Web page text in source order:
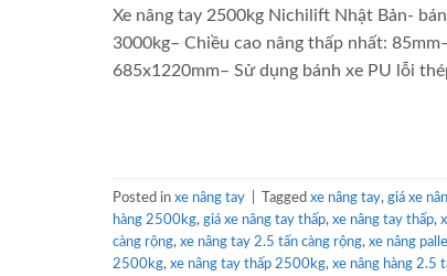
Xe nâng tay 2500kg Nichilift Nhật Bản-
3000kg– Chiều cao nâng thấp nhất:
685x1220mm– Sử dụng bánh xe PU lỗi
Posted in xe nâng tay Tagged xe nâng tay, giá xe
hàng 2500kg, giá xe nâng tay thấp, xe nâng tay thấp,
càng rộng, xe nâng tay 2.5 tấn càng rộng, xe nâng
2500kg, xe nâng tay thấp 2500kg, xe nâng hàng 2.5